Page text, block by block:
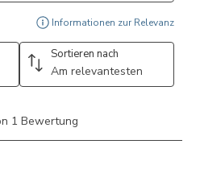
Informationen zur Relevanz
Sortieren nach
Am relevantesten
1 Bewertung